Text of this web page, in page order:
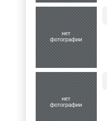
нет
фотографии
нет
фотографии